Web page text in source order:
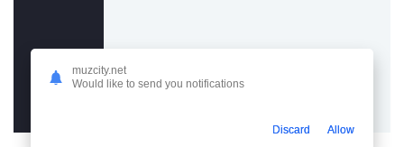
Узбекские и казахские песни, 09.05.26
muzcity.net
Would like to send you notifications
Discard Allow